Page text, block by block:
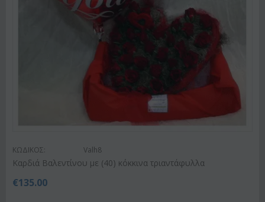
ΚΩΔΙΚΟΣ: Valh8
Καρδιά Βαλεντίνου με (40) κόκκινα τριαντάφυλλα
€135.00